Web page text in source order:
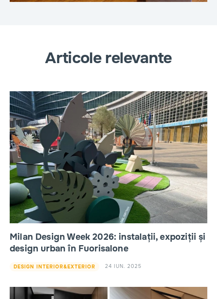
Articole relevante
Milan Design Week 2026: instalații, expoziții și
design urban în Fuorisalone
DESIGN INTERIOR&EXTERIOR 24 IUN. 2025